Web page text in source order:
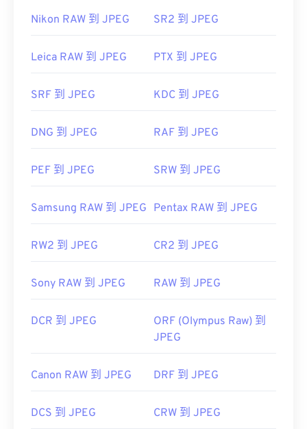
Chrome）、Microsoft 應用程式（例如 Microsoft
Preview）中自動開啟。
開發者： Chrome
聯合影像專家小組
實用連結：
https://www.lifewire.com/jpg-jpeg-file-4139913
Nikon RAW 到 JPEG SR2 到 JPEG
Leica RAW 到 JPEG PTX 到 JPEG
SRF 到 JPEG KDC 到 JPEG
DNG 到 JPEG RAF 到 JPEG
PEF 到 JPEG SRW 到 JPEG
Samsung RAW 到 JPEG Pentax RAW 到 JPEG
RW2 到 JPEG CR2 到 JPEG
Sony RAW 到 JPEG RAW 到 JPEG
DCR 到 JPEG
ORF (Olympus Raw) 到
JPEG
Canon RAW 到 JPEG DRF 到 JPEG
DCS 到 JPEG CRW 到 JPEG